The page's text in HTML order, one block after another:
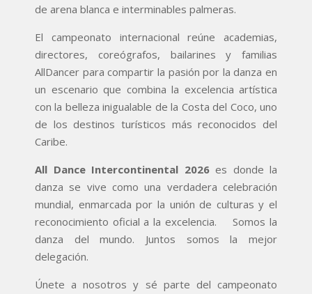
de arena blanca e interminables palmeras.
El campeonato internacional reúne academias,
directores, coreógrafos, bailarines y familias
AllDancer para compartir la pasión por la danza en
un escenario que combina la excelencia artística
con la belleza inigualable de la Costa del Coco, uno
de los destinos turísticos más reconocidos del
Caribe.
All Dance Intercontinental 2026es donde la
danza se vive como una verdadera celebración
mundial, enmarcada por la unión de culturas y el
reconocimiento oficial a la excelencia. Somos la
danza del mundo. Juntos somos la mejor
delegación.
Únete a nosotros y sé parte del campeonato